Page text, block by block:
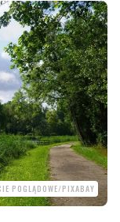
POGLĄDOWE/PIXABAY